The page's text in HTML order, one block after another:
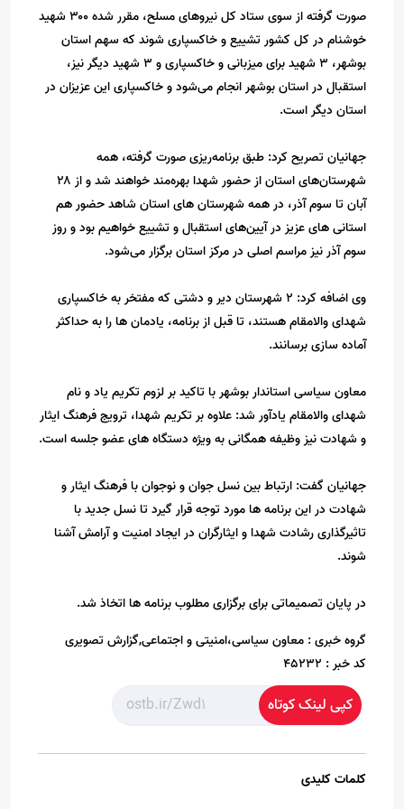
صورت گرفته از سوی ستاد کل نیروهای مسلح، مقرر شده ۳۰۰ شهید
خوشنام در کل کشور تشییع و خاکسپاری شوند که سهم استان
بوشهر، ۳ شهید برای میزبانی و خاکسپاری و ۳ شهید دیگر نیز،
استقبال در استان بوشهر انجام می‌شود و خاکسپاری این عزیزان در
استان دیگر است.
جهانیان تصریح کرد: طبق برنامه‌ریزی صورت گرفته، همه
شهرستان‌های استان از حضور شهدا بهره‌مند خواهند شد و از ۲۸
آبان تا سوم آذر، در همه شهرستان‌ های استان شاهد حضور هم
استانی های عزیز در آیین‌های استقبال و تشییع خواهیم بود و روز
سوم آذر نیز مراسم اصلی در مرکز استان برگزار می‌شود.
وی اضافه کرد: ۲ شهرستان دیر و دشتی که مفتخر به خاکسپاری
شهدای والامقام هستند، تا قبل از برنامه، یادمان ها را به حداکثر
آماده سازی برسانند.
معاون سیاسی استاندار بوشهر با تاکید بر لزوم تکریم یاد و نام
شهدای والامقام یادآور شد: علاوه بر تکریم شهدا، ترویج فرهنگ ایثار
و شهادت نیز وظیفه همگانی به ویژه دستگاه های عضو جلسه است.
جهانیان گفت: ارتباط بین نسل جوان و نوجوان با فرهنگ ایثار و
شهادت در این برنامه ها مورد توجه قرار گیرد تا نسل جدید با
تاثیرگذاری رشادت شهدا و ایثارگران در ایجاد امنیت و آرامش آشنا
شوند.
در پایان تصمیماتی برای برگزاری مطلوب برنامه ها اتخاذ شد.
گروه خبری : معاون سیاسی،امنیتی و اجتماعی,گزارش تصویری
کد خبر : 45232
کپی لینک کوتاه
کلمات کلیدی